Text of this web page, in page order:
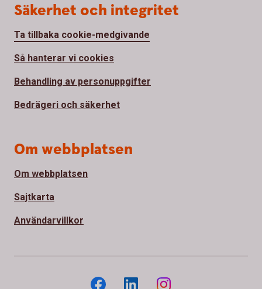
Säkerhet och integritet
Ta tillbaka cookie-medgivande
Så hanterar vi cookies
Behandling av personuppgifter
Bedrägeri och säkerhet
Om webbplatsen
Om webbplatsen
Sajtkarta
Användarvillkor